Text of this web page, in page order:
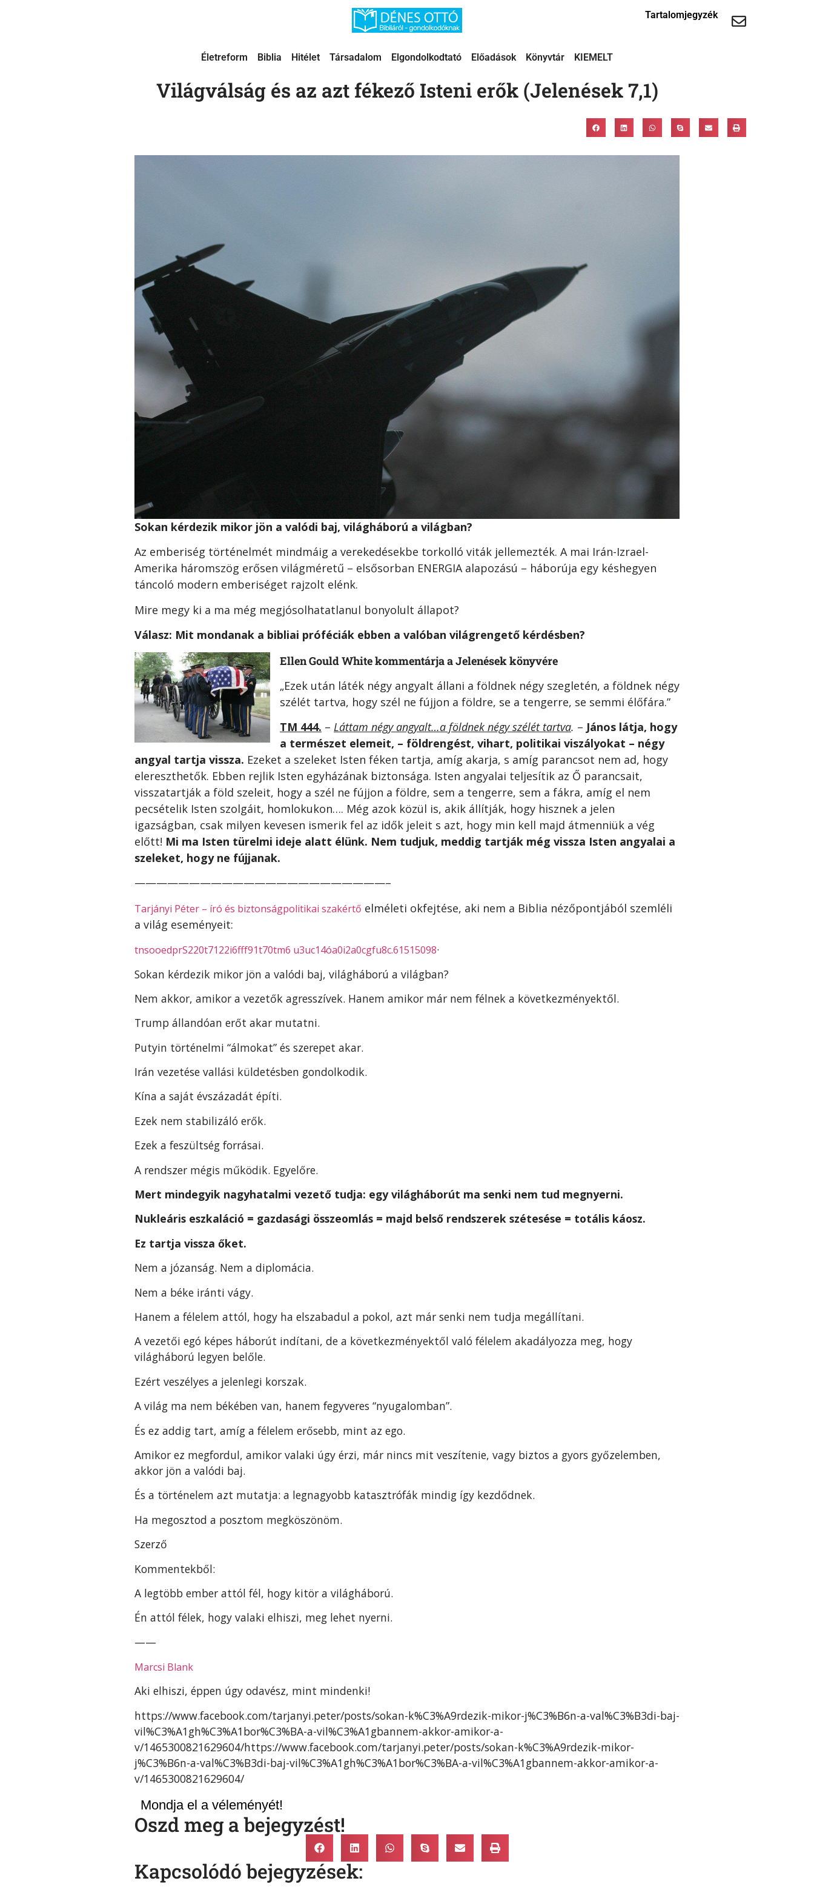
Tartalomjegyzék
Életreform Biblia Hitélet Társadalom Elgondolkodtató Előadások Könyvtár KIEMELT
Világválság és az azt fékező Isteni erők (Jelenések 7,1)
Sokan kérdezik mikor jön a valódi baj, világháború a világban?
Az emberiség történelmét mindmáig a verekedésekbe torkolló viták jellemezték. A mai Irán-Izrael-
Amerika háromszög erősen világméretű – elsősorban ENERGIA alapozású – háborúja egy késhegyen
táncoló modern emberiséget rajzolt elénk.
Mire megy ki a ma még megjósolhatatlanul bonyolult állapot?
Válasz: Mit mondanak a bibliai próféciák ebben a valóban világrengető kérdésben?
Ellen Gould White kommentárja a Jelenések könyvére
„Ezek után láték négy angyalt állani a földnek négy szegletén, a földnek négy
szélét tartva, hogy szél ne fújjon a földre, se a tengerre, se semmi élőfára.”
TM 444. – Láttam négy angyalt…a földnek négy szélét tartva. – János látja, hogy
a természet elemeit, – földrengést, vihart, politikai viszályokat – négy
angyal tartja vissza. Ezeket a szeleket Isten féken tartja, amíg akarja, s amíg parancsot nem ad, hogy
elereszthetők. Ebben rejlik Isten egyházának biztonsága. Isten angyalai teljesítik az Ő parancsait,
visszatartják a föld szeleit, hogy a szél ne fújjon a földre, sem a tengerre, sem a fákra, amíg el nem
pecsételik Isten szolgáit, homlokukon…. Még azok közül is, akik állítják, hogy hisznek a jelen
igazságban, csak milyen kevesen ismerik fel az idők jeleit s azt, hogy min kell majd átmenniük a vég
előtt! Mi ma Isten türelmi ideje alatt élünk. Nem tudjuk, meddig tartják még vissza Isten angyalai a
szeleket, hogy ne fújjanak.
———————————————————————–
Tarjányi Péter – író és biztonságpolitikai szakértő elméleti okfejtése, aki nem a Biblia nézőpontjából szemléli
a világ eseményeit:
tnsooedprS220t7122i6fff91t70tm6 u3uc14óa0i2a0cgfu8c.61515098·
Sokan kérdezik mikor jön a valódi baj, világháború a világban?
Nem akkor, amikor a vezetők agresszívek. Hanem amikor már nem félnek a következményektől.
Trump állandóan erőt akar mutatni.
Putyin történelmi “álmokat” és szerepet akar.
Irán vezetése vallási küldetésben gondolkodik.
Kína a saját évszázadát építi.
Ezek nem stabilizáló erők.
Ezek a feszültség forrásai.
A rendszer mégis működik. Egyelőre.
Mert mindegyik nagyhatalmi vezető tudja: egy világháborút ma senki nem tud megnyerni.
Nukleáris eszkaláció = gazdasági összeomlás = majd belső rendszerek szétesése = totális káosz.
Ez tartja vissza őket.
Nem a józanság. Nem a diplomácia.
Nem a béke iránti vágy.
Hanem a félelem attól, hogy ha elszabadul a pokol, azt már senki nem tudja megállítani.
A vezetői egó képes háborút indítani, de a következményektől való félelem akadályozza meg, hogy
világháború legyen belőle.
Ezért veszélyes a jelenlegi korszak.
A világ ma nem békében van, hanem fegyveres “nyugalomban”.
És ez addig tart, amíg a félelem erősebb, mint az ego.
Amikor ez megfordul, amikor valaki úgy érzi, már nincs mit veszítenie, vagy biztos a gyors győzelemben,
akkor jön a valódi baj.
És a történelem azt mutatja: a legnagyobb katasztrófák mindig így kezdődnek.
Ha megosztod a posztom megköszönöm.
Szerző
Kommentekből:
A legtöbb ember attól fél, hogy kitör a világháború.
Én attól félek, hogy valaki elhiszi, meg lehet nyerni.
——
Marcsi Blank
Aki elhiszi, éppen úgy odavész, mint mindenki!
https://www.facebook.com/tarjanyi.peter/posts/sokan-k%C3%A9rdezik-mikor-j%C3%B6n-a-val%C3%B3di-baj-
vil%C3%A1gh%C3%A1bor%C3%BA-a-vil%C3%A1gbannem-akkor-amikor-a-
v/1465300821629604/https://www.facebook.com/tarjanyi.peter/posts/sokan-k%C3%A9rdezik-mikor-
j%C3%B6n-a-val%C3%B3di-baj-vil%C3%A1gh%C3%A1bor%C3%BA-a-vil%C3%A1gbannem-akkor-amikor-a-
v/1465300821629604/
Mondja el a véleményét!
Oszd meg a bejegyzést!
Kapcsolódó bejegyzések: